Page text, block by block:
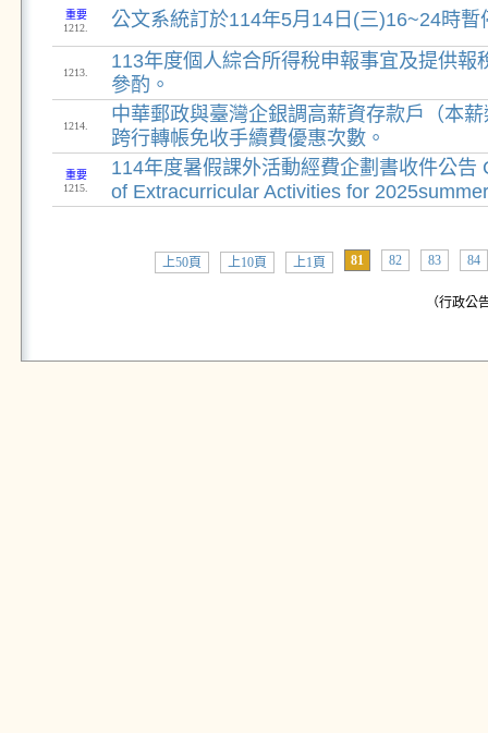
重要
1212.
公文系統訂於114年5月14日(三)16~24時暫
1213.
113年度個人綜合所得稅申報事宜及提供報
參酌。
1214.
中華郵政與臺灣企銀調高薪資存款戶（本
跨行轉帳免收手續費優惠次數。
重要
1215.
114年度暑假課外活動經費企劃書收件公告
of Extracurricular Activities for 2025summer
上50頁 上10頁 上1頁 81 82 83 84
（行政公